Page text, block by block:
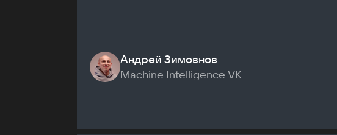
Андрей Зимовнов
Machine Intelligence VK